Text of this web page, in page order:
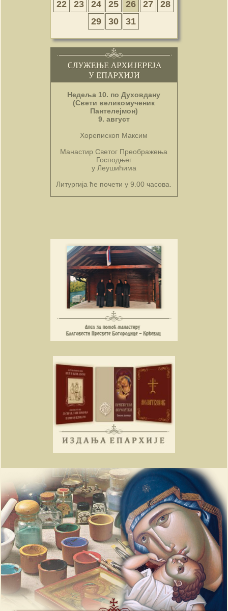
22
23 24 25 26 27
28
29
30 31
Недеља 10. по Духовдану
(Свети великомученик
Пантелејмон)
9. август
Хорепископ Максим
Манастир Светог Преображења
Господњег
у Леушићима
Литургија ће почети у 9.00 часова.